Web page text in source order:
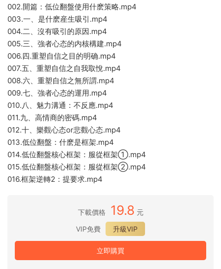
002.開篇：低位翻盤使用什麽策略.mp4
003.一、是什麽産生吸引.mp4
004.二、沒有吸引的原因.mp4
005.三、強者心态的内核構建.mp4
006.四.重塑自信之目的明确.mp4
007.五、重塑自信之自我取悅.mp4
008.六、重塑自信之無所謂.mp4
009.七、強者心态的運用.mp4
010.八、魅力溝通：不反應.mp4
011.九、高情商的密碼.mp4
012.十、樂觀心态or悲觀心态.mp4
013.低位翻盤：什麽是框架.mp4
014.低位翻盤核心框架：服從框架①.mp4
015.低位翻盤核心框架：服從框架②.mp4
016.框架逆轉2：提要求.mp4
下載價格 19.8 元
VIP免費
升級VIP
立即購買